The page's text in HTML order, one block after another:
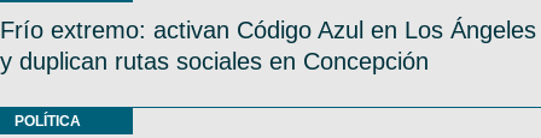
Frío extremo: activan Código Azul en Los Ángeles
y duplican rutas sociales en Concepción
POLÍTICA